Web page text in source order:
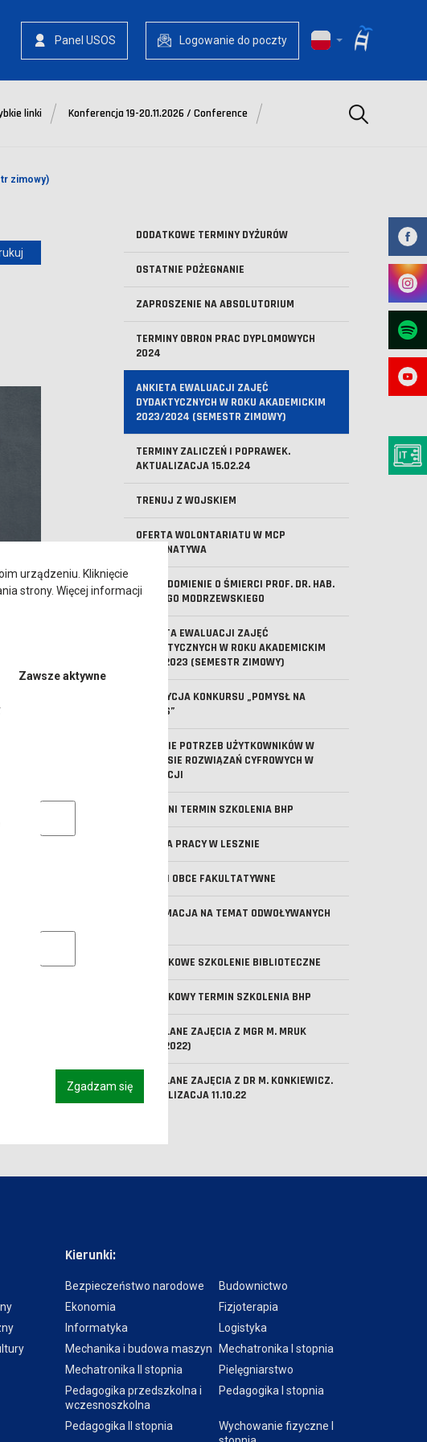
Panel USOS Logowanie do poczty
linki Konferencja 19-20.11.2026 / Conference Szukaj
zimowy)
DODATKOWE TERMINY DYŻURÓW
OSTATNIE POŻEGNANIE
ZAPROSZENIE NA ABSOLUTORIUM
TERMINY OBRON PRAC DYPLOMOWYCH
2024
ANKIETA EWALUACJI ZAJĘĆ
DYDAKTYCZNYCH W ROKU AKADEMICKIM
2023/2024 (SEMESTR ZIMOWY)
TERMINY ZALICZEŃ I POPRAWEK.
AKTUALIZACJA 15.02.24
TRENUJ Z WOJSKIEM
OFERTA WOLONTARIATU W MCP
ALTERNATYWA
ZAWIADOMIENIE O ŚMIERCI PROF. DR. HAB.
JERZEGO MODRZEWSKIEGO
ANKIETA EWALUACJI ZAJĘĆ
DYDAKTYCZNYCH W ROKU AKADEMICKIM
2022/2023 (SEMESTR ZIMOWY)
XIV EDYCJA KONKURSU „POMYSŁ NA
BIZNES”
BADANIE POTRZEB UŻYTKOWNIKÓW W
ZAKRESIE ROZWIĄZAŃ CYFROWYCH W
EDUKACJI
OSTATNI TERMIN SZKOLENIA BHP
OFERTA PRACY W LESZNIE
JĘZYKI OBCE FAKULTATYWNE
INFORMACJA NA TEMAT ODWOŁYWANYCH
DODATKOWE SZKOLENIE BIBLIOTECZNE
DODATKOWY TERMIN SZKOLENIA BHP
ODWOŁANE ZAJĘCIA Z MGR M. MRUK
(14.11.2022)
ODWOŁANE ZAJĘCIA Z DR M. KONKIEWICZ.
AKTUALIZACJA 11.10.22
Kierunki:
Bezpieczeństwo narodowe
Budownictwo
Ekonomia
Fizjoterapia
Informatyka
Logistyka
Mechanika i budowa maszyn
Mechatronika I stopnia
Mechatronika II stopnia
Pielęgniarstwo
Pedagogika przedszkolna i
wczesnoszkolna
Pedagogika I stopnia
Pedagogika II stopnia
Wychowanie fizyczne I
urządzeniu. Kliknięcie
strony. Więcej informacji
Zawsze aktywne
Analityczne pliki cookie
Marketingowe pliki cookies
Zgadzam się